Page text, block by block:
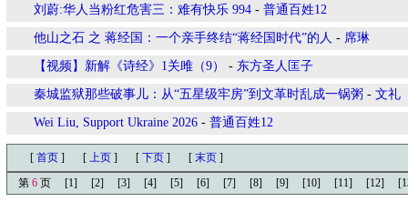
刘蔚:华人当粉红危害三：难有快乐 994 - 普通百姓12
他山之石 之 蒋经国：一个亲手终结“蒋经国时代”的人 - 席琳
【视频】新解《诗经》1关雎（9） - 东方圣人匡子
秦城监狱那些破事儿：从“五星级牢房”到文革时乱成一锅粥 - 文礼
Wei Liu, Support Ukraine 2026 - 普通百姓12
[ 首页 ] [ 上页 ] [ 下页 ] [ 末页 ]
第 6 页 [1] [2] [3] [4] [5] [6] [7] [8] [9] [10] [11] [12]